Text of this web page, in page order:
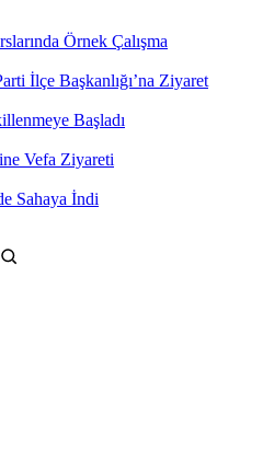
Örnek Çalışma
İlçe Başkanlığı’na Ziyaret
Başladı
Vefa Ziyareti
Sahaya İndi